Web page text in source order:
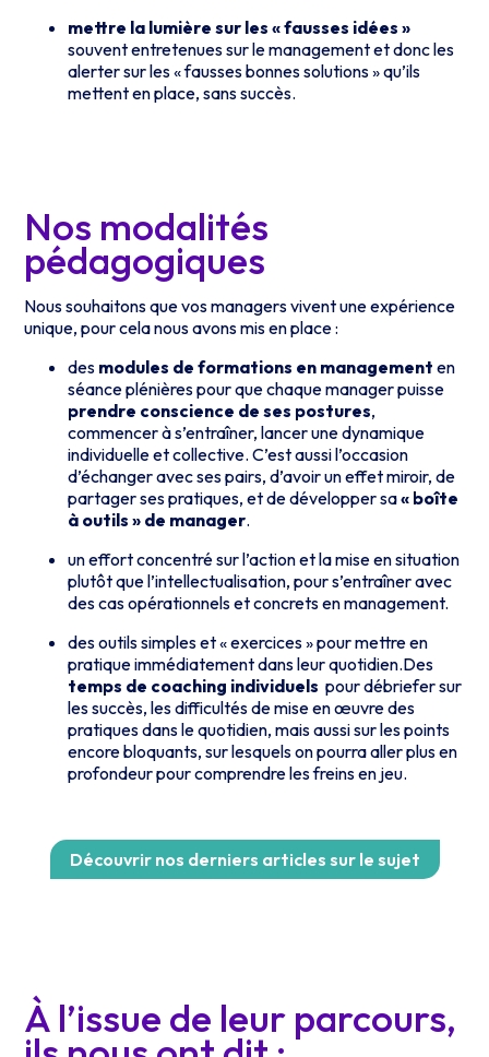
mettre la lumière sur les « fausses idées »
souvent entretenues sur le management et donc les
alerter sur les « fausses bonnes solutions » qu’ils
mettent en place, sans succès.
Nos modalités
pédagogiques
Nous souhaitons que vos managers vivent une expérience
unique, pour cela nous avons mis en place :
des modules de formations en management en
séance plénières pour que chaque manager puisse
prendre conscience de ses postures,
commencer à s’entraîner, lancer une dynamique
individuelle et collective. C’est aussi l’occasion
d’échanger avec ses pairs, d’avoir un effet miroir, de
partager ses pratiques, et de développer sa« boîte
à outils » de manager.
un effort concentré sur l’action et la mise en situation
plutôt que l’intellectualisation, pour s’entraîner avec
des cas opérationnels et concrets en management.
des outils simples et « exercices » pour mettre en
pratique immédiatement dans leur quotidien.Des
temps de coaching individuels pour débriefer sur
les succès, les difficultés de mise en œuvre des
pratiques dans le quotidien, mais aussi sur les points
encore bloquants, sur lesquels on pourra aller plus en
profondeur pour comprendre les freins en jeu.
Découvrir nos derniers articles sur le sujet
À l’issue de leur parcours,